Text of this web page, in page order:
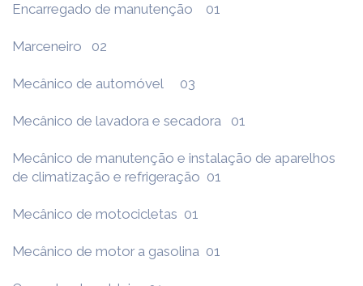
Encarregado de manutenção 01
Marceneiro 02
Mecânico de automóvel 03
Mecânico de lavadora e secadora 01
Mecânico de manutenção e instalação de aparelhos
de climatização e refrigeração 01
Mecânico de motocicletas 01
Mecânico de motor a gasolina 01